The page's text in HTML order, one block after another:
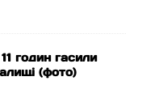
годин гасили
(фото)